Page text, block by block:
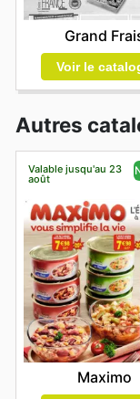
Grand
Voir le
Autres
Valable jusqu'au 23
août
Maximo